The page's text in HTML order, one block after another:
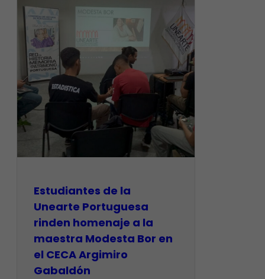
Estudiantes de la
Unearte Portuguesa
rinden homenaje a la
maestra Modesta Bor en
el CECA Argimiro
Gabaldón